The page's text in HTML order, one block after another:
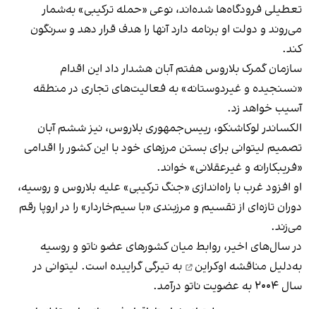
تعطیلی فرودگاه‌ها شده‌اند، نوعی «حمله ترکیبی» به‌شمار
می‌روند و دولت او برنامه دارد آنها را هدف قرار دهد و سرنگون
کند.
سازمان گمرک بلاروس هفتم آبان هشدار داد این اقدام
«نسنجیده و غیردوستانه» به فعالیت‌های تجاری در منطقه
آسیب خواهد زد.
الکساندر لوکاشنکو، رییس‌جمهوری بلاروس، نیز ششم آبان
تصمیم لیتوانی برای بستن مرزهای خود با این کشور را اقدامی
«فریبکارانه و غیرعقلانی» خواند.
او افزود غرب با راه‌اندازی «جنگ ترکیبی» علیه بلاروس و روسیه،
دوران تازه‌ای از تقسیم و مرزبندی «با سیم‌خاردار» را در اروپا رقم
می‌زند.
در سال‌های اخیر، روابط میان کشورهای عضو ناتو و روسیه
به‌دلیل مناقشه اوکراین
به تیرگی گراییده است. لیتوانی در
سال ۲۰۰۴ به عضویت ناتو درآمد.